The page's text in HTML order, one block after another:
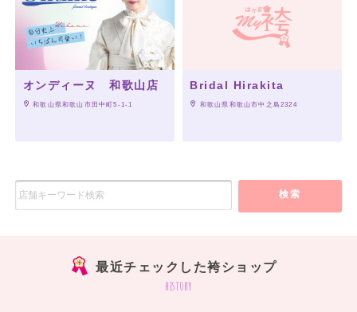
オンディーヌ 和歌山店
和歌山県和歌山市田中町5-1-1
Bridal Hirakita
和歌山県和歌山市中之島2324
検索
最近チェックした袴ショップ
history